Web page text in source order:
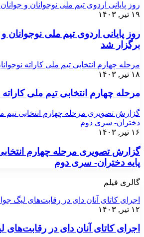
روز پایانی اردوی تیم ملی نوجوانان و
۱۹ تیر, ۱۴۰۳
روز پایانی اردوی تیم ملی نوجوانان
برگزار شد
مرحله چهارم انتخابی تیم ملی کاراته
۱۸ تیر, ۱۴۰۳
مرحله چهارم انتخابی تیم ملی
گزارش تصویری مرحله چهارم انتخابی تیم
دختران- سری دوم
۱۶ تیر, ۱۴۰۳
گزارش تصویری مرحله چهارم
پایه دختران- سری دوم
گالری فیلم
اجرای کاتای آنان دای در رقابت‌های لیگ جوانان
۱۲ تیر, ۱۴۰۳
اجرای کاتای آنان دای در رقابت‌های لیگ